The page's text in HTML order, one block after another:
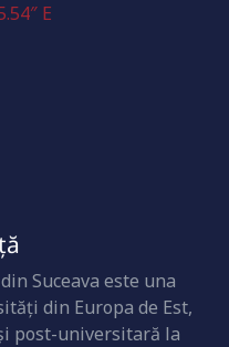
E
Suceava este una
din Europa de Est,
post-universitară la